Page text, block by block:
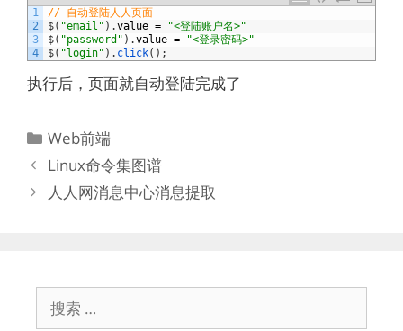
1
2
3
4
// 自动登陆人人页面
$( "email" ) .value =
"<登陆账户名>"
$( "password" ) .value =
"<登录密码>"
$( "login" ) . click( ) ;
执行后，页面就自动登陆完成了
分
类
Web前端
Linux命令集图谱
人人网消息中心消息提取
索：